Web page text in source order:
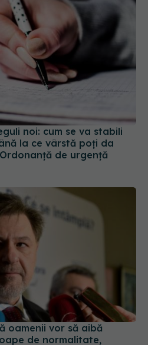
noi: cum se va stabili
la ce vârstă poți da
de urgență
oamenii vor să aibă
de normalitate,